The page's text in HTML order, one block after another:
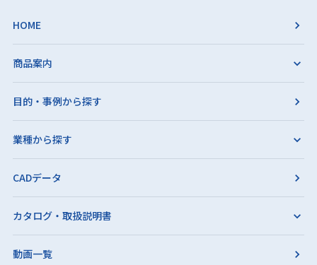
HOME
商品案内
目的・事例から探す
業種から探す
CADデータ
カタログ・取扱説明書
動画一覧